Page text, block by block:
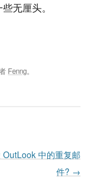
无厘头。
Fenng。
OutLook 中的重复邮
件? →